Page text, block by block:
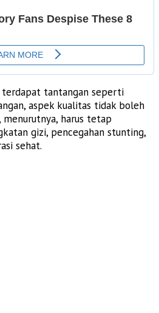
terdapat tantangan seperti
aspek kualitas tidak boleh
menurutnya, harus tetap
gizi, pencegahan stunting,
sehat.